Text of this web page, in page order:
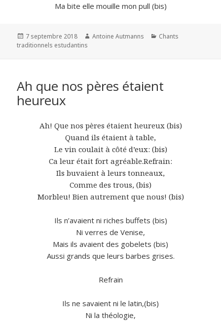
Ma bite elle mouille mon pull (bis)
Publié
le
7 septembre 2018 Auteur
Antoine Autmanns Catégories
Chants
traditionnels estudantins
Ah que nos pères étaient
heureux
Ah! Que nos pères étaient heureux (bis)
Quand ils étaient à table,
Le vin coulait à côté d’eux: (bis)
Ca leur était fort agréable.Refrain:
Ils buvaient à leurs tonneaux,
Comme des trous, (bis)
Morbleu! Bien autrement que nous! (bis)
Ils n’avaient ni riches buffets (bis)
Ni verres de Venise,
Mais ils avaient des gobelets (bis)
Aussi grands que leurs barbes grises.
Refrain
Ils ne savaient ni le latin,(bis)
Ni la théologie,